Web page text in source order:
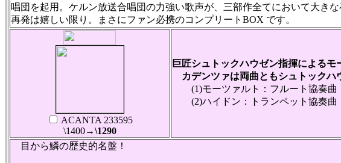
唱団を起用。ケルン放送合唱団の力強い歌声が、三部作全てにおいて大き
再発は嬉しい限り。まさにファン必携のコンプリートBOX です。
ACANTA 233595
\1400→\1290
巨匠シュトックハウゼン指揮による
カデンツァは両曲ともシュトックハ
(1)モーツァルト：フルート協奏
(2)ハイドン：トランペット協奏
目から鱗の歴史的名盤！